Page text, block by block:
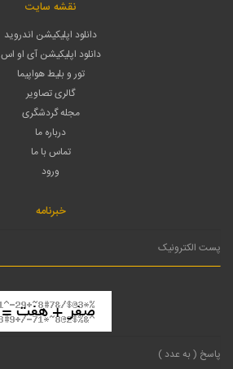
نقشه سایت
دانلود اپلیکیشن اندروید
دانلود اپلیکیشن آی او اس
تور و بلیط هواپیما
گالری تصاویر
مجله گردشگری
درباره ما
تماس با ما
ورود
خبرنامه